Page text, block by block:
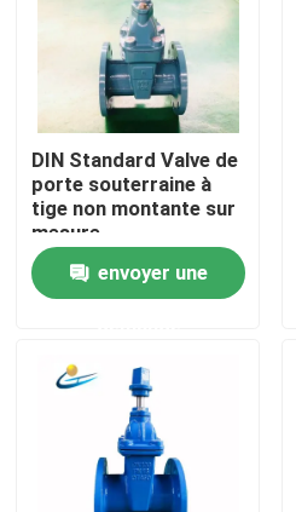
Maison
Des produits
DIN Standard Valve de
porte souterraine à
tige non montante sur
mesure
envoyer une